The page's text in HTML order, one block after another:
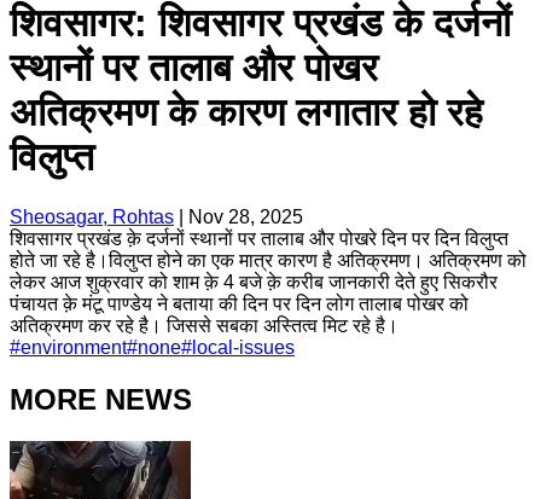
शिवसागर: शिवसागर प्रखंड के दर्जनों
स्थानों पर तालाब और पोखर
अतिक्रमण के कारण लगातार हो रहे
विलुप्त
Sheosagar, Rohtas
Nov 28, 2025
शिवसागर प्रखंड क़े दर्जनों स्थानों पर तालाब और पोखरे दिन पर दिन विलुप्त
होते जा रहे है।विलुप्त होने का एक मात्र कारण है अतिक्रमण। अतिक्रमण को
लेकर आज शुक्रवार को शाम क़े 4 बजे क़े करीब जानकारी देते हुए सिकरौर
पंचायत क़े मंटू पाण्डेय ने बताया की दिन पर दिन लोग तालाब पोखर को
अतिक्रमण कर रहे है। जिससे सबका अस्तित्व मिट रहे है।
#environment#none# local-issues
MORE NEWS